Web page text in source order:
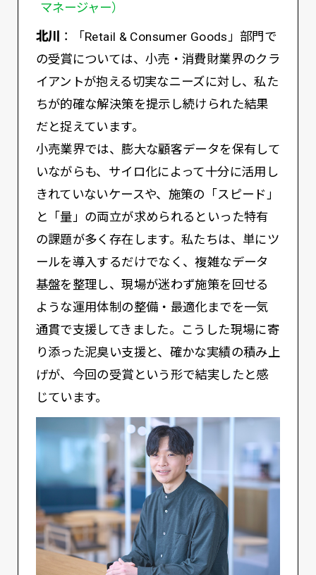
マネージャー）
北川
：「Retail & Consumer Goods」部門で
の受賞については、小売・消費財業界のクラ
イアントが抱える切実なニーズに対し、私た
ちが的確な解決策を提示し続けられた結果
だと捉えています。
小売業界では、膨大な顧客データを保有して
いながらも、サイロ化によって十分に活用し
きれていないケースや、施策の「スピード」
と「量」の両立が求められるといった特有
の課題が多く存在します。私たちは、単にツ
ールを導入するだけでなく、複雑なデータ
基盤を整理し、現場が迷わず施策を回せる
ような運用体制の整備・最適化までを一気
通貫で支援してきました。こうした現場に寄
り添った泥臭い支援と、確かな実績の積み上
げが、今回の受賞という形で結実したと感
じています。